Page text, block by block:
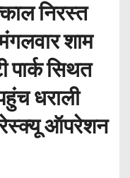
निरस्त
शाम
पार्क सिथत
धराली
ऑपरेशन